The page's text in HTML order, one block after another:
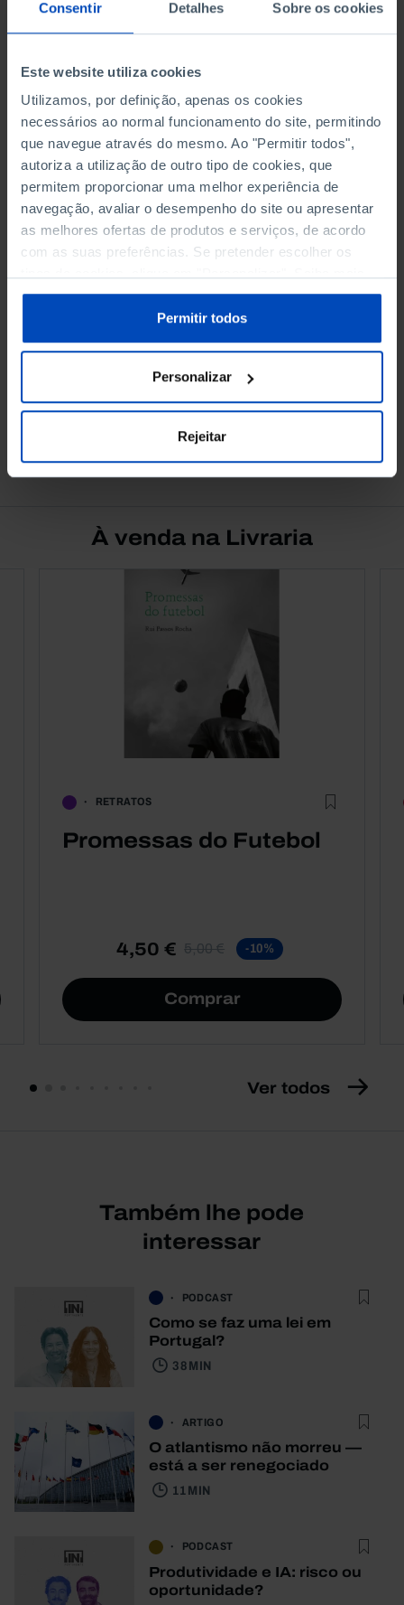
Consentir Detalhes Sobre os cookies
Este website utiliza cookies
Utilizamos, por definição, apenas os cookies
necessários ao normal funcionamento do site, permitindo
que navegue através do mesmo. Ao "Permitir todos",
autoriza a utilização de outro tipo de cookies, que
permitem proporcionar uma melhor experiência de
navegação, avaliar o desempenho do site ou apresentar
as melhores ofertas de produtos e serviços, de acordo
com as suas preferências. Se pretender escolher os
sobre cookies através da gestão de preferências ou da
Política de Cookies.
Permitir todos
Personalizar
Rejeitar
OUTRAS EDIÇÕES
Constituição, Os
Limites da Política,
1822-1976
Comprar
See all
À venda na Livraria
RETRATOS
Promessas do Futebol
4,50 € 5,00 € -10%
Comprar
Ver todos
Também lhe pode
interessar
PODCAST
Como se faz uma lei em
Portugal?
38 MIN
ARTIGO
O atlantismo não morreu —
está a ser renegociado
11 MIN
PODCAST
Produtividade e IA: risco ou
oportunidade?